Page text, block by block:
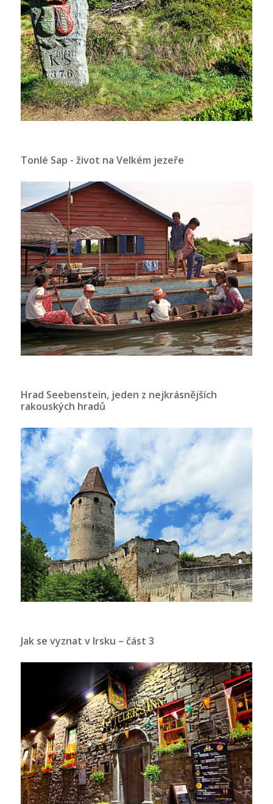
Tonlé Sap - život na Velkém jezeře
Hrad Seebenstein, jeden z nejkrásnějších
rakouských hradů
Jak se vyznat v Irsku – část 3